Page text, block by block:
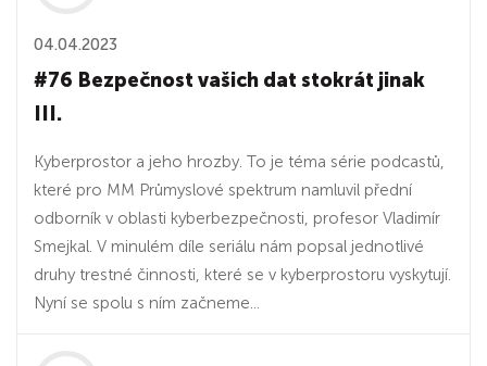
04.04.2023
#76 Bezpečnost vašich dat stokrát jinak
III.
Kyberprostor a jeho hrozby. To je téma série podcastů,
které pro MM Průmyslové spektrum namluvil přední
odborník v oblasti kyberbezpečnosti, profesor Vladimír
Smejkal. V minulém díle seriálu nám popsal jednotlivé
druhy trestné činnosti, které se v kyberprostoru vyskytují.
Nyní se spolu s ním začneme...